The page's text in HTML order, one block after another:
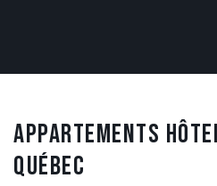
APPARTEMENTS
QUÉBEC